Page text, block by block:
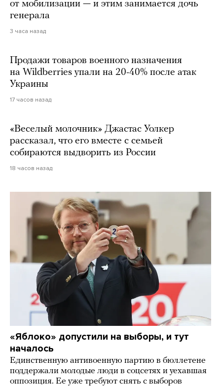
от мобилизации — и этим занимается дочь
генерала
3 часа назад
Продажи товаров военного назначения
на Wildberries упали на 20-40% после атак
Украины
17 часов назад
«Веселый молочник» Джастас Уолкер
рассказал, что его вместе с семьей
собираются выдворить из России
18 часов назад
«Яблоко» допустили на выборы, и тут
началось
Единственную антивоенную партию в бюллетене
поддержали молодые люди в соцсетях и уехавшая
оппозиция. Ее уже требуют снять с выборов